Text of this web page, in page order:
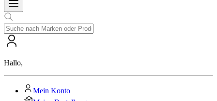
Hallo,
Mein Konto